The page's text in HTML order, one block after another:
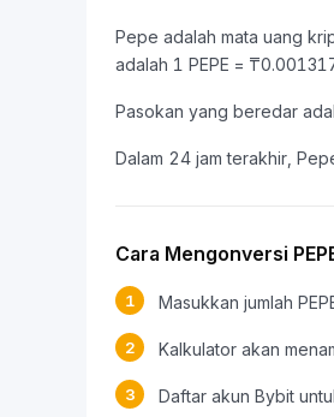
Pepe adalah mata uang
adalah 1 PEPE =
Pasokan yang beredar
Dalam 24 jam terakhir,
Cara Mengonversi
1 Masukkan jumlah
2 Kalkulator akan
3 Daftar akun Bybit